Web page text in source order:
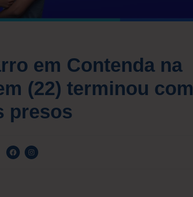
em Contenda na
(22) terminou com
presos